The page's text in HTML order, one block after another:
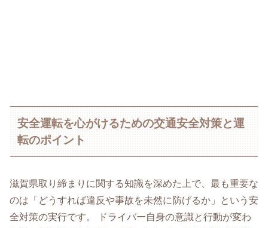
安全運転を心がけるための交通安全対策と運
転のポイント
滋賀県取り締まりに関する知識を深めた上で、最も重要な
のは「どうすれば違反や事故を未然に防げるか」という安
全対策の実行です。 ドライバー自身の意識と行動が変わ